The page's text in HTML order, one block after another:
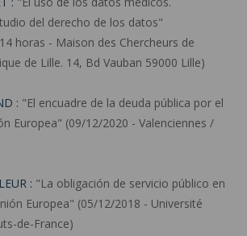
del derecho de los datos"
horas - Maison des Chercheurs de
de Lille. 14, Bd Vauban 59000 Lille)
: "El encuadre de la deuda pública por el
Europea" (09/12/2020 - Valenciennes /
: "La obligación de servicio público en
Europea" (05/12/2018 - Université
de-France)